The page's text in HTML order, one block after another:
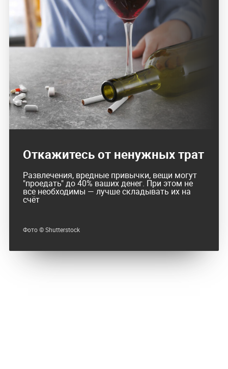
Откажитесь от ненужных трат
Развлечения, вредные привычки, вещи могут
"проедать" до 40% ваших денег. При этом не
все необходимы — лучше складывать их на
счёт
Фото © Shutterstock